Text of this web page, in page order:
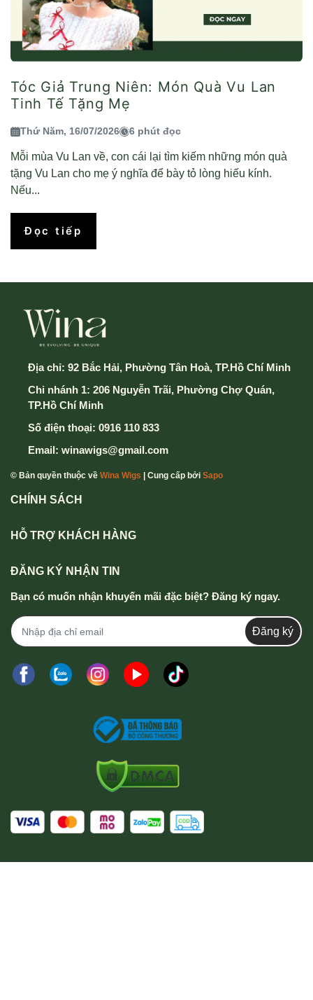
Tóc Giả Trung Niên: Món Quà Vu Lan
Tinh Tế Tặng Mẹ
Thứ Năm, 16/07/2026 6 phút đọc
Mỗi mùa Vu Lan về, con cái lại tìm kiếm những món quà
tặng Vu Lan cho mẹ ý nghĩa để bày tỏ lòng hiếu kính.
Nếu...
Đọc tiếp
Địa chỉ: 92 Bắc Hải, Phường Tân Hoà, TP.Hồ Chí Minh
Chi nhánh 1: 206 Nguyễn Trãi, Phường Chợ Quán,
TP.Hồ Chí Minh
Số điện thoại: 0916 110 833
Email: winawigs@gmail.com
© Bản quyền thuộc về Wina Wigs | Cung cấp bởi Sapo
CHÍNH SÁCH
HỖ TRỢ KHÁCH HÀNG
ĐĂNG KÝ NHẬN TIN
Bạn có muốn nhận khuyến mãi đặc biệt? Đăng ký ngay.
Đăng ký